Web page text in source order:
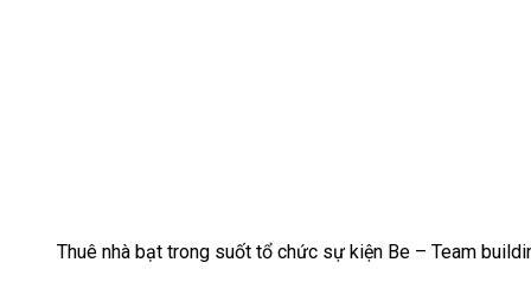
Thuê nhà bạt trong suốt tổ chức sự kiện Be – Team